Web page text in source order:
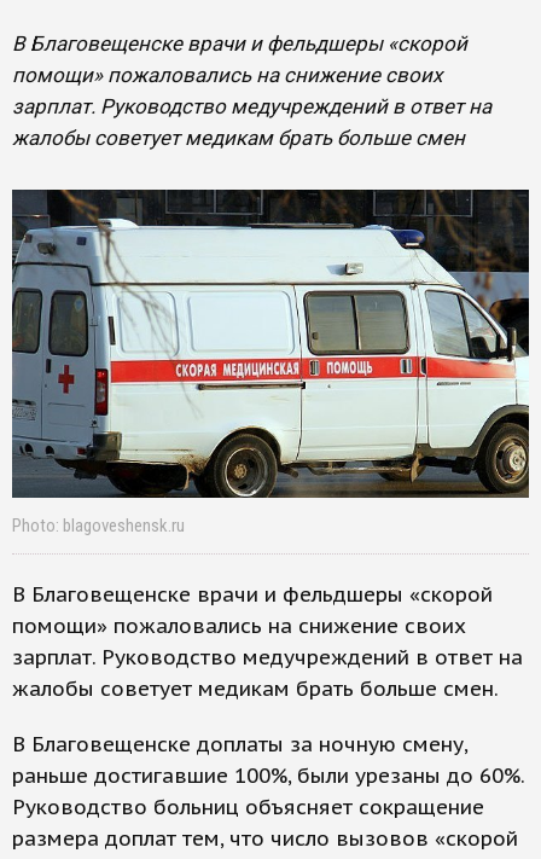
В Благовещенске врачи и фельдшеры «скорой
помощи» пожаловались на снижение своих
зарплат. Руководство медучреждений в ответ на
жалобы советует медикам брать больше смен
Photo: blagoveshensk.ru
В Благовещенске врачи и фельдшеры «скорой
помощи» пожаловались на снижение своих
зарплат. Руководство медучреждений в ответ на
жалобы советует медикам брать больше смен.
В Благовещенске доплаты за ночную смену,
раньше достигавшие 100%, были урезаны до 60%.
Руководство больниц объясняет сокращение
размера доплат тем, что число вызовов «скорой